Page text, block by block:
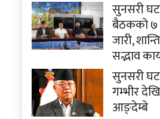
सुनसरी
बैठकको ७
जारी,
सद्भाव
सुनसरी
गम्भीर
आङ्देम्बे